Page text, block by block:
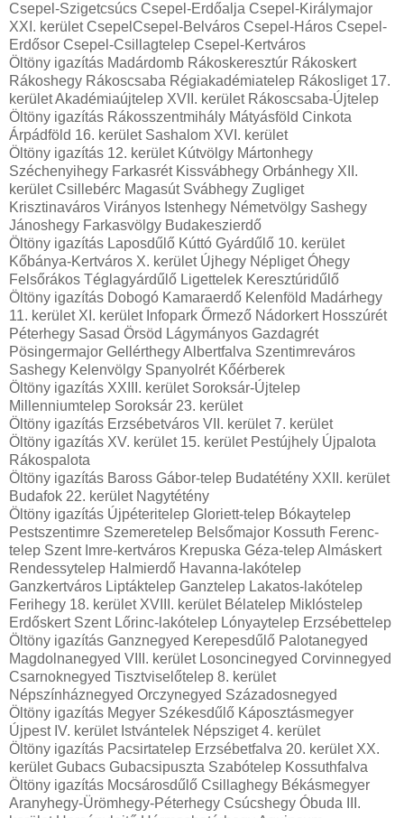
Csepel-Szigetcsúcs Csepel-Erdőalja Csepel-Királymajor
XXI. kerület CsepelCsepel-Belváros Csepel-Háros Csepel-
Erdősor Csepel-Csillagtelep Csepel-Kertváros
Öltöny igazítás Madárdomb Rákoskeresztúr Rákoskert
Rákoshegy Rákoscsaba Régiakadémiatelep Rákosliget 17.
kerület Akadémiaújtelep XVII. kerület Rákoscsaba-Újtelep
Öltöny igazítás Rákosszentmihály Mátyásföld Cinkota
Árpádföld 16. kerület Sashalom XVI. kerület
Öltöny igazítás 12. kerület Kútvölgy Mártonhegy
Széchenyihegy Farkasrét Kissvábhegy Orbánhegy XII.
kerület Csillebérc Magasút Svábhegy Zugliget
Krisztinaváros Virányos Istenhegy Németvölgy Sashegy
Jánoshegy Farkasvölgy Budakeszierdő
Öltöny igazítás Laposdűlő Kúttó Gyárdűlő 10. kerület
Kőbánya-Kertváros X. kerület Újhegy Népliget Óhegy
Felsőrákos Téglagyárdűlő Ligettelek Keresztúridűlő
Öltöny igazítás Dobogó Kamaraerdő Kelenföld Madárhegy
11. kerület XI. kerület Infopark Őrmező Nádorkert Hosszúrét
Péterhegy Sasad Örsöd Lágymányos Gazdagrét
Pösingermajor Gellérthegy Albertfalva Szentimreváros
Sashegy Kelenvölgy Spanyolrét Kőérberek
Öltöny igazítás XXIII. kerület Soroksár-Újtelep
Millenniumtelep Soroksár 23. kerület
Öltöny igazítás Erzsébetváros VII. kerület 7. kerület
Öltöny igazítás XV. kerület 15. kerület Pestújhely Újpalota
Rákospalota
Öltöny igazítás Baross Gábor-telep Budatétény XXII. kerület
Budafok 22. kerület Nagytétény
Öltöny igazítás Újpéteritelep Gloriett-telep Bókaytelep
Pestszentimre Szemeretelep Belsőmajor Kossuth Ferenc-
telep Szent Imre-kertváros Krepuska Géza-telep Almáskert
Rendessytelep Halmierdő Havanna-lakótelep
Ganzkertváros Liptáktelep Ganztelep Lakatos-lakótelep
Ferihegy 18. kerület XVIII. kerület Bélatelep Miklóstelep
Erdőskert Szent Lőrinc-lakótelep Lónyaytelep Erzsébettelep
Öltöny igazítás Ganznegyed Kerepesdűlő Palotanegyed
Magdolnanegyed VIII. kerület Losoncinegyed Corvinnegyed
Csarnoknegyed Tisztviselőtelep 8. kerület
Népszínháznegyed Orczynegyed Századosnegyed
Öltöny igazítás Megyer Székesdűlő Káposztásmegyer
Újpest IV. kerület Istvántelek Népsziget 4. kerület
Öltöny igazítás Pacsirtatelep Erzsébetfalva 20. kerület XX.
kerület Gubacs Gubacsipuszta Szabótelep Kossuthfalva
Öltöny igazítás Mocsárosdűlő Csillaghegy Békásmegyer
Aranyhegy-Ürömhegy-Péterhegy Csúcshegy Óbuda III.